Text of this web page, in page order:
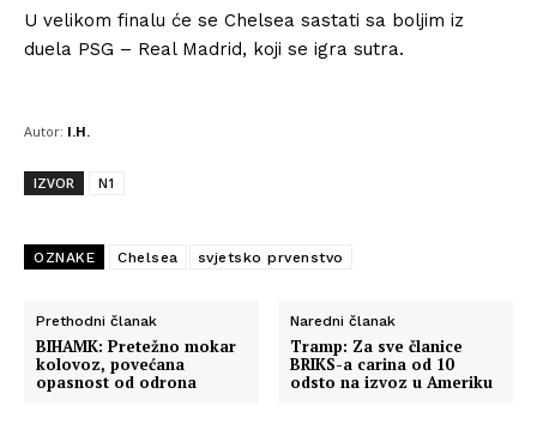
U velikom finalu će se Chelsea sastati sa boljim iz
duela PSG – Real Madrid, koji se igra sutra.
Autor: I.H.
IZVOR N1
OZNAKE Chelsea svjetsko prvenstvo
Prethodni članak
BIHAMK: Pretežno mokar
kolovoz, povećana
opasnost od odrona
Naredni članak
Tramp: Za sve članice
BRIKS-a carina od 10
odsto na izvoz u Ameriku